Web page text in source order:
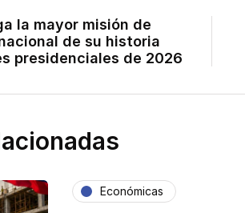
la mayor misión de
de su historia
presidenciales de 2026
Económicas